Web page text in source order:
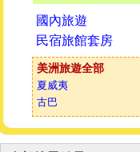
國內旅遊
民宿旅館套房
美洲旅遊全部
夏威夷
古巴